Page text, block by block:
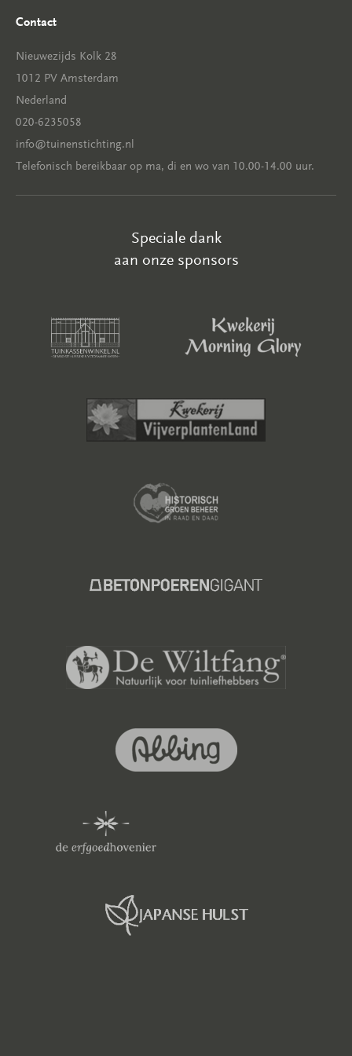
Contact
Nieuwezijds Kolk 28
1012 PV Amsterdam
Nederland
020-6235058
info@tuinenstichting.nl
Telefonisch bereikbaar op ma, di en wo van 10.00-14.00 uur.
Speciale dank
aan onze sponsors